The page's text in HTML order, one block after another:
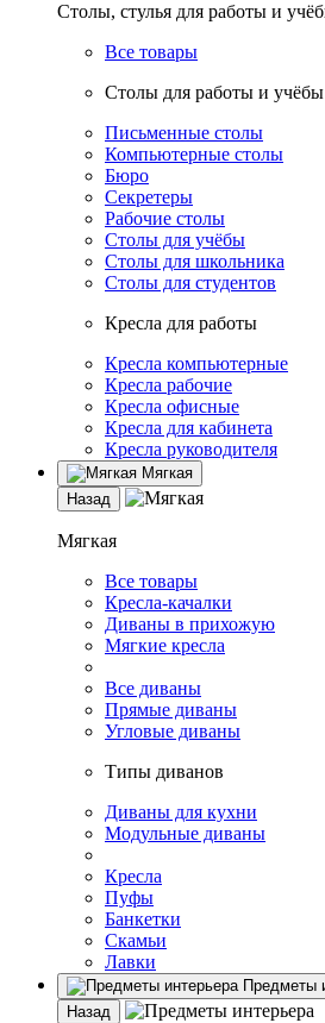
Столы, стулья для работы и
Все товары
Столы для работы и учёбы
Письменные столы
Компьютерные столы
Бюро
Секретеры
Рабочие столы
Столы для учёбы
Столы для школьника
Столы для студентов
Кресла для работы
Кресла компьютерные
Кресла рабочие
Кресла офисные
Кресла для кабинета
Кресла руководителя
Мягкая
Назад
Мягкая
Все товары
Кресла-качалки
Диваны в прихожую
Мягкие кресла
Все диваны
Прямые диваны
Угловые диваны
Типы диванов
Диваны для кухни
Модульные диваны
Кресла
Пуфы
Банкетки
Скамьи
Лавки
Предметы
Назад